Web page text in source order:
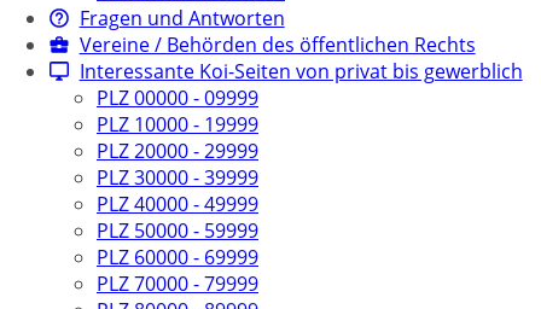
Fragen und Antworten
Vereine / Behörden des öffentlichen Rechts
Interessante Koi-Seiten von privat bis gewerblich
PLZ 00000 - 09999
PLZ 10000 - 19999
PLZ 20000 - 29999
PLZ 30000 - 39999
PLZ 40000 - 49999
PLZ 50000 - 59999
PLZ 60000 - 69999
PLZ 70000 - 79999